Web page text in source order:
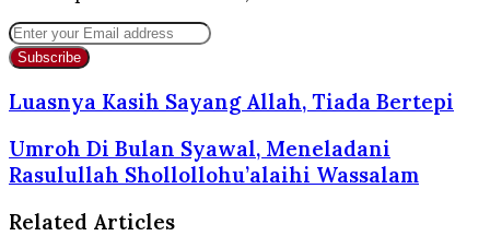
Enter
your
Email
address
Luasnya Kasih Sayang Allah, Tiada Bertepi
Umroh Di Bulan Syawal, Meneladani
Rasulullah Shollollohu’alaihi Wassalam
Related Articles